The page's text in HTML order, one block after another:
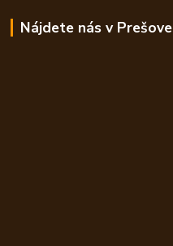
Nájdete nás v Prešove